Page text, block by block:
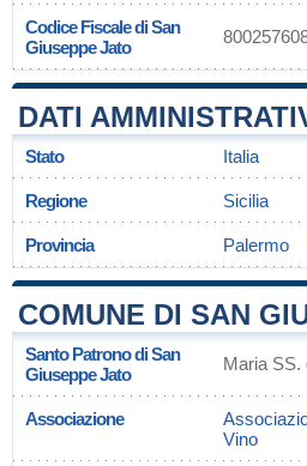
Codice Fiscale di San
Giuseppe Jato
DATI
Stato Italia
Regione Sicilia
Provincia Palermo
COMUNE DI SAN
Santo Patrono di San
Giuseppe Jato
Maria SS.
Associazione
Vino